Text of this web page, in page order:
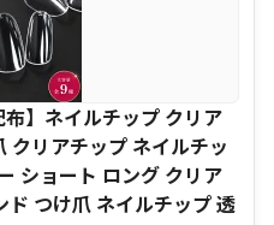
】ネイルチップ クリア
クリアチップ ネイルチッ
ショート ロング クリア
ド つけ爪 ネイルチップ 透